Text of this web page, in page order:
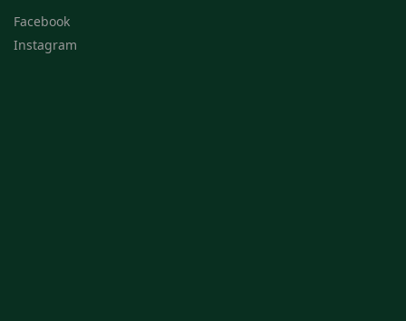
Facebook
Instagram